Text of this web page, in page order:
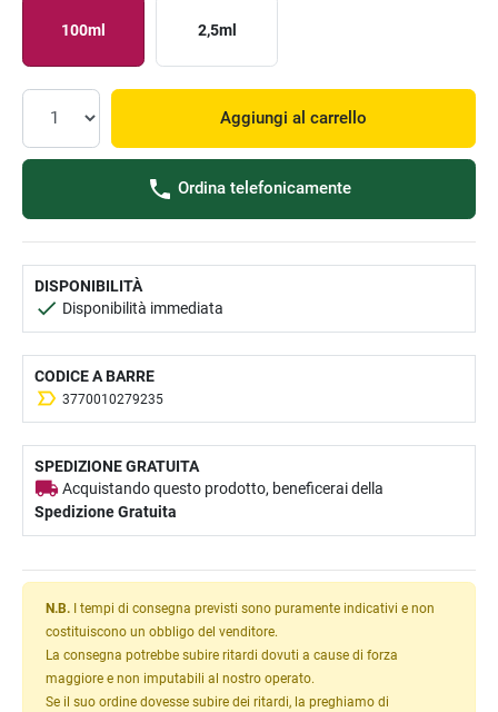
100ml 2,5ml
Aggiungi al carrello
Ordina telefonicamente
DISPONIBILITÀ
Disponibilità immediata
CODICE A BARRE
3770010279235
SPEDIZIONE GRATUITA
Acquistando questo prodotto, beneficerai della
Spedizione Gratuita
N.B. I tempi di consegna previsti sono puramente indicativi e non
costituiscono un obbligo del venditore.
La consegna potrebbe subire ritardi dovuti a cause di forza
maggiore e non imputabili al nostro operato.
Se il suo ordine dovesse subire dei ritardi, la preghiamo di